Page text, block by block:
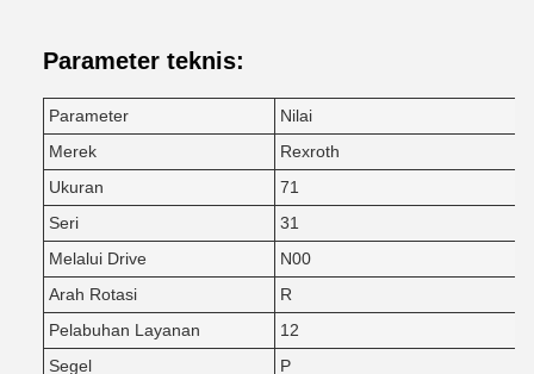
Parameter teknis:
Parameter
Nilai
Merek
Rexroth
Ukuran
71
Seri
31
Melalui Drive
N00
Arah Rotasi
R
Pelabuhan Layanan
12
Segel
P